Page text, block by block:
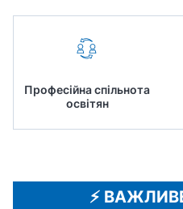
Професійна спільнота
освітян
⚡️